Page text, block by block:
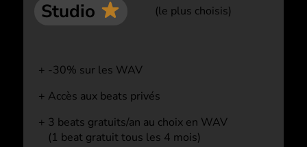
Studio (le plus choisis)
-30% sur les WAV
Accès aux beats privés
3 beats gratuits/an au choix en WAV
(1 beat gratuit tous les 4 mois)